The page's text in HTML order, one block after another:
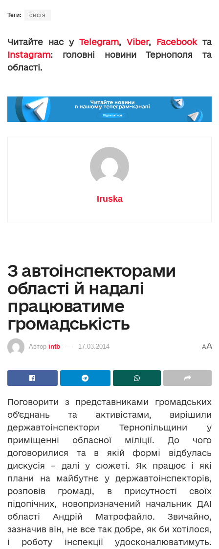
Теги: сесія
Читайте нас у Telegram, Viber, Facebookта
Instagram: головні новини Тернополя та
області.
Iruska
З автоінспекторами
області й надалі
працюватиме
громадськість
Автор intb 17.03.2014 AA
Поговорити з представниками громадських
об’єднань та активістами, вирішили
державтоінспектори Тернопільщини у
приміщенні обласної міліції. До чого
договорилися та в якій формі відбулась
дискусія – далі у сюжеті. Як працює і які
плани на майбутнє у державтоінспекторів,
розповів громаді, в присутності своїх
підопічних, новопризначений начальник ДАІ
області Андрій Матрофайло. Звичайно,
зазначив він, не все так добре, як би хотілося,
і роботу інспекції удосконалюватимуть.